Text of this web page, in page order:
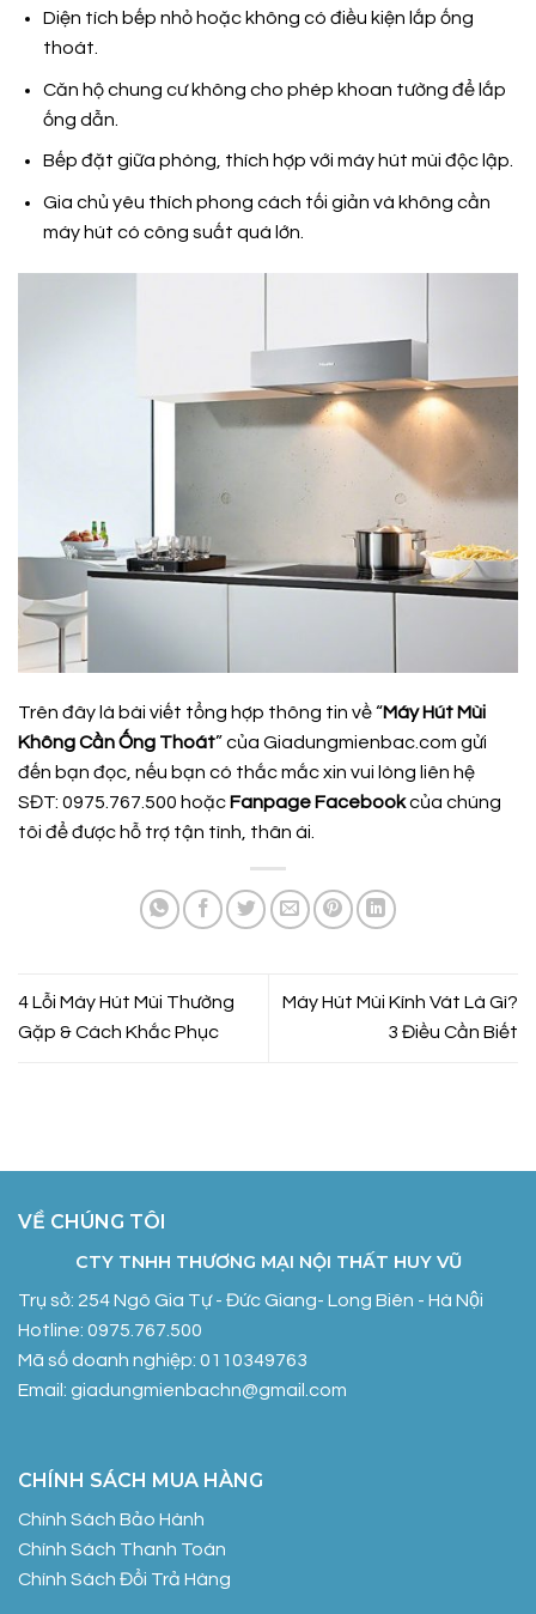
Diện tích bếp nhỏ hoặc không có điều kiện lắp ống
thoát.
Căn hộ chung cư không cho phép khoan tường để lắp
ống dẫn.
Bếp đặt giữa phòng, thích hợp với máy hút mùi độc lập.
Gia chủ yêu thích phong cách tối giản và không cần
máy hút có công suất quá lớn.
Trên đây là bài viết tổng hợp thông tin về “Máy Hút Mùi
Không Cần Ống Thoát” của Giadungmienbac.com gửi
đến bạn đọc, nếu bạn có thắc mắc xin vui lòng liên hệ
SĐT: 0975.767.500 hoặc Fanpage Facebookcủa chúng
tôi để được hỗ trợ tận tình, thân ái.
4 Lỗi Máy Hút Mùi Thường
Gặp & Cách Khắc Phục
Máy Hút Mùi Kính Vát Là Gì?
3 Điều Cần Biết
VỀ CHÚNG TÔI
CTY TNHH THƯƠNG MẠI NỘI THẤT HUY VŨ
Trụ sở: 254 Ngô Gia Tự - Đức Giang- Long Biên - Hà Nội
Hotline: 0975.767.500
Mã số doanh nghiệp: 0110349763
Email: giadungmienbachn@gmail.com
CHÍNH SÁCH MUA HÀNG
Chính Sách Bảo Hành
Chính Sách Thanh Toán
Chính Sách Đổi Trả Hàng